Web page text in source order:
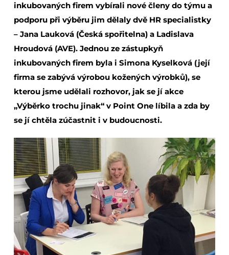
inkubovaných firem vybírali nové členy do týmu a
podporu při výběru jim dělaly dvě HR specialistky
– Jana Lauková (Česká spořitelna) a Ladislava
Hroudová (AVE). Jednou ze zástupkyň
inkubovaných firem byla i Simona Kyselková (její
firma se zabývá výrobou kožených výrobků), se
kterou jsme udělali rozhovor, jak se jí akce
„Výběrko trochu jinak“ v Point One líbila a zda by
se jí chtěla zúčastnit i v budoucnosti.